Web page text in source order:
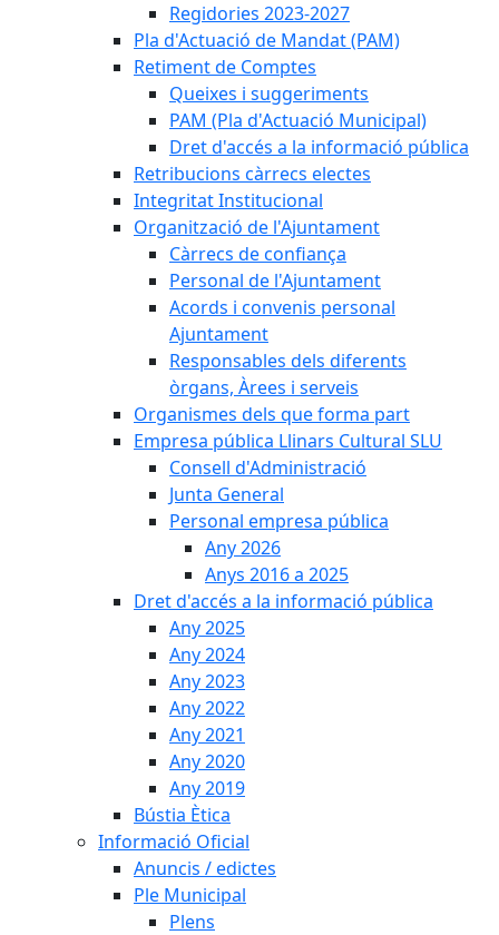
Regidories 2023-2027
Pla d'Actuació de Mandat (PAM)
Retiment de Comptes
Queixes i suggeriments
PAM (Pla d'Actuació Municipal)
Dret d'accés a la informació pública
Retribucions càrrecs electes
Integritat Institucional
Organització de l'Ajuntament
Càrrecs de confiança
Personal de l'Ajuntament
Acords i convenis personal
Ajuntament
Responsables dels diferents
òrgans, Àrees i serveis
Organismes dels que forma part
Empresa pública Llinars Cultural SLU
Consell d'Administració
Junta General
Personal empresa pública
Any 2026
Anys 2016 a 2025
Dret d'accés a la informació pública
Any 2025
Any 2024
Any 2023
Any 2022
Any 2021
Any 2020
Any 2019
Bústia Ètica
Informació Oficial
Anuncis / edictes
Ple Municipal
Plens